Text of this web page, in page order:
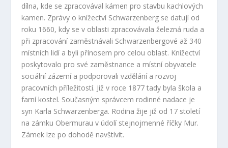
dílna, kde se zpracovával kámen pro stavbu kachlových
kamen. Zprávy o knížectví Schwarzenberg se datují od
roku 1660, kdy se v oblasti zpracovávala železná ruda a
při zpracování zaměstnávali Schwarzenbergové až 340
místních lidí a byli přínosem pro celou oblast. Knížectví
poskytovalo pro své zaměstnance a místní obyvatele
sociální zázemí a podporovali vzdělání a rozvoj
pracovních příležitostí. Již v roce 1877 tady byla škola a
farní kostel. Současným správcem rodinné nadace je
syn Karla Schwarzenberga. Rodina žije již od 17 století
na zámku Obermurau v údolí stejnojmenné říčky Mur.
Zámek lze po dohodě navštívit.